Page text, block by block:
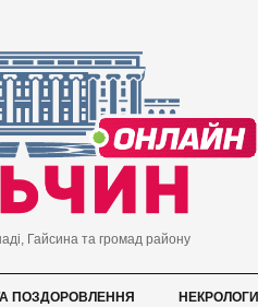
Гайсина та громад району
ПОЗДОРОВЛЕННЯ НЕКРОЛОГИ